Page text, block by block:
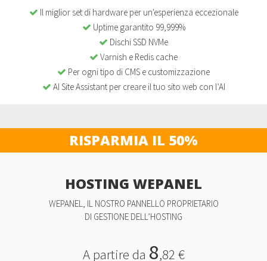
Il miglior set di hardware per un'esperienza eccezionale
Uptime garantito 99,999%
Dischi SSD NVMe
Varnish e Redis cache
Per ogni tipo di CMS e customizzazione
AI Site Assistant per creare il tuo sito web con l’AI
RISPARMIA IL 50%
HOSTING WEPANEL
WEPANEL, IL NOSTRO PANNELLO PROPRIETARIO
DI GESTIONE DELL’HOSTING
A partire da 8,82 €